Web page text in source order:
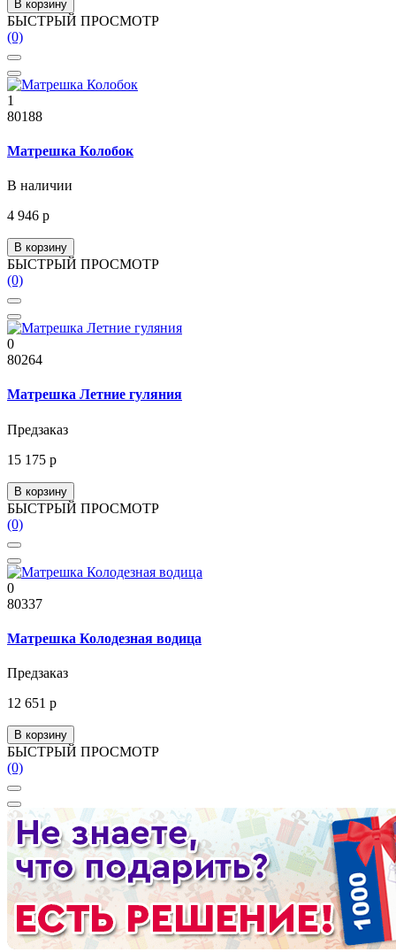
В корзину
БЫСТРЫЙ ПРОСМОТР
(0)
1
80188
Матрешка Колобок
В наличии
4 946 р
В корзину
БЫСТРЫЙ ПРОСМОТР
(0)
0
80264
Матрешка Летние гуляния
Предзаказ
15 175 р
В корзину
БЫСТРЫЙ ПРОСМОТР
(0)
0
80337
Матрешка Колодезная водица
Предзаказ
12 651 р
В корзину
БЫСТРЫЙ ПРОСМОТР
(0)